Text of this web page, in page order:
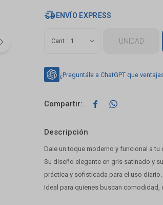
ENVÍO EXPRESS
1 UNIDAD
¿Preguntále a ChatGPT que
 
Descripción
Dale un toque moderno y funcional a
Su diseño elegante en gris satinado y
práctica y sofisticada para el uso diario.
Ideal para quienes buscan